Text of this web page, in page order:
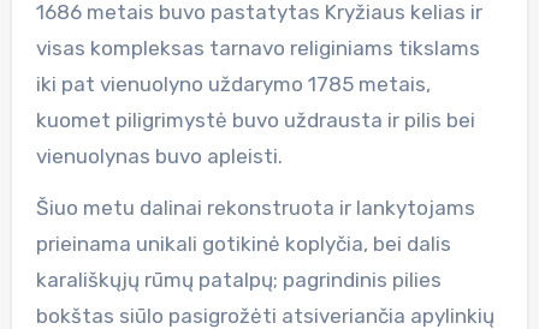
1686 metais buvo pastatytas Kryžiaus kelias ir
visas kompleksas tarnavo religiniams tikslams
iki pat vienuolyno uždarymo 1785 metais,
kuomet piligrimystė buvo uždrausta ir pilis bei
vienuolynas buvo apleisti.
Šiuo metu dalinai rekonstruota ir lankytojams
prieinama unikali gotikinė koplyčia, bei dalis
karališkųjų rūmų patalpų; pagrindinis pilies
bokštas siūlo pasigrožėti atsiveriančia apylinkių